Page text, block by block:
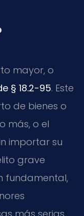
mayor, o
§ 18.2-95. Este
de bienes o
más, o el
importar su
grave
fundamental,